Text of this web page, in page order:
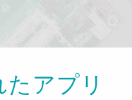
アプリ